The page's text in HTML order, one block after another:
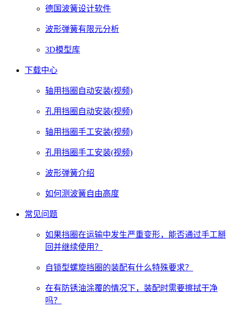
德国波簧设计软件
波形弹簧有限元分析
3D模型库
下载中心
轴用挡圈自动安装(视频)
孔用挡圈自动安装(视频)
轴用挡圈手工安装(视频)
孔用挡圈手工安装(视频)
波形弹簧介绍
如何测波簧自由高度
常见问题
如果挡圈在运输中发生严重变形，能否通过手工掰
回并继续使用？
自锁型螺旋挡圈的装配有什么特殊要求？
在有防锈油涂覆的情况下，装配时需要擦拭干净
吗？